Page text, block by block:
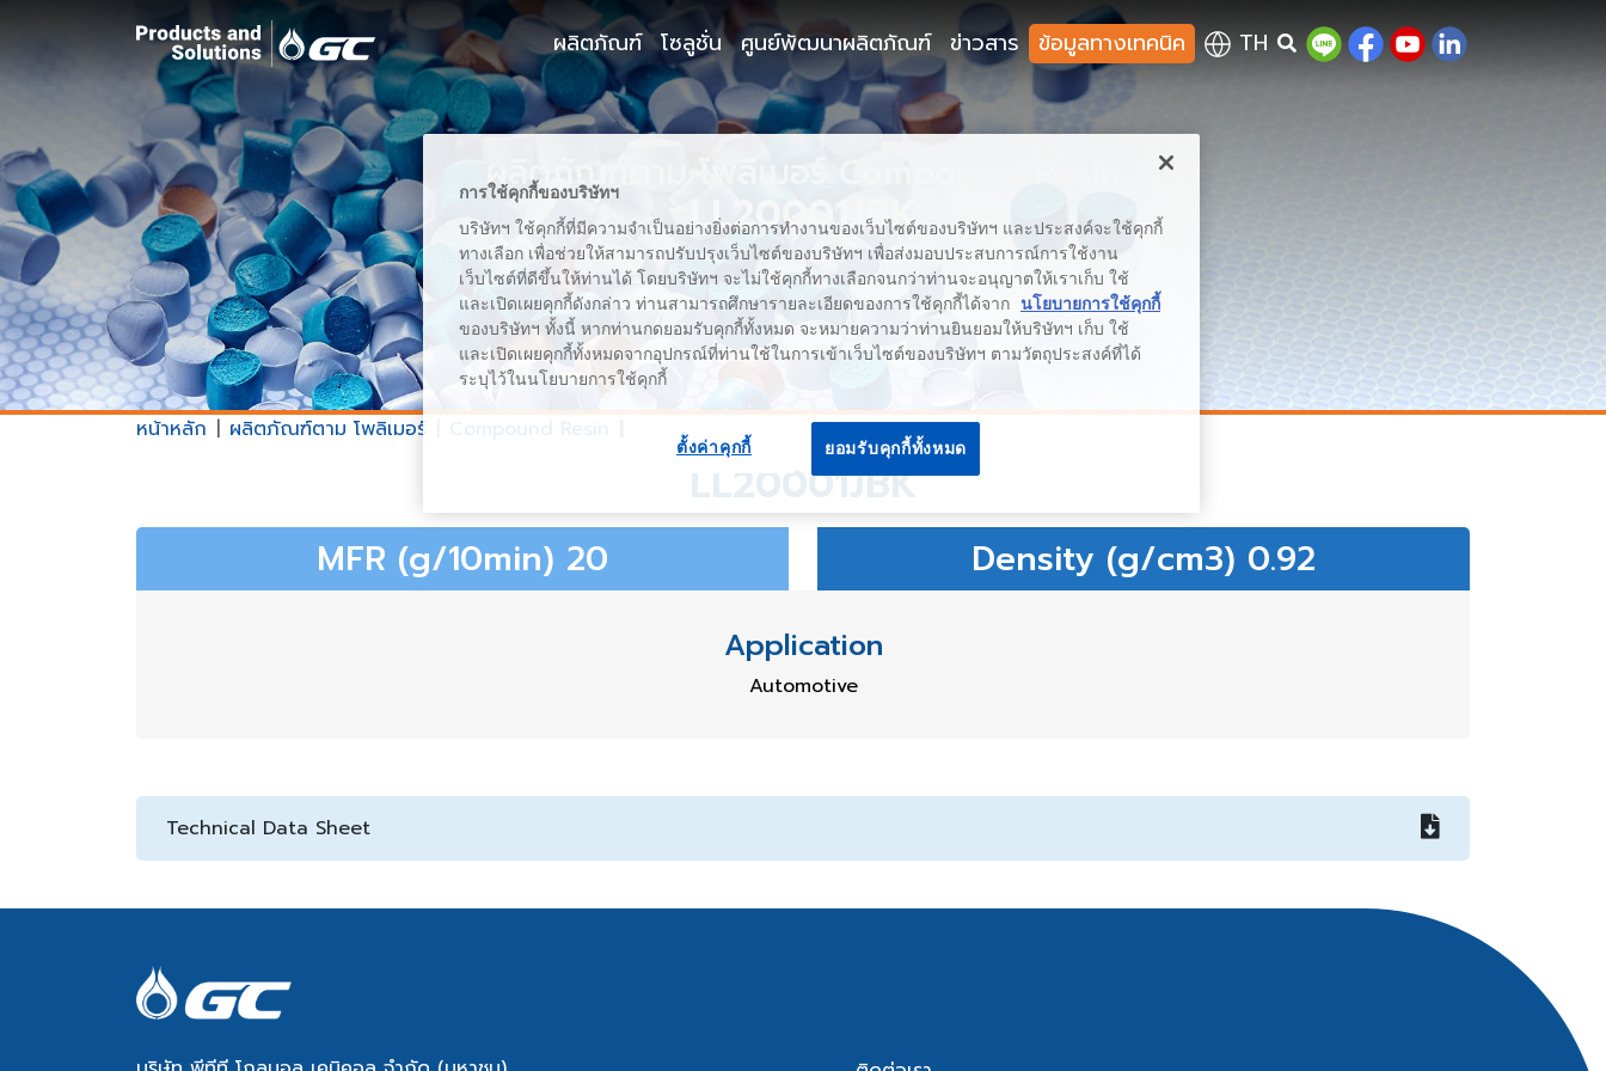
ผลิตภัณฑ์ โซลูชั่น ศูนย์พัฒนาผลิตภัณฑ์ ข่าวสาร ข้อมูลทางเทคนิค TH
ผลิตภัณฑ์ตาม โพลิเมอร์ Compound Resin
LL20001JBK
หน้าหลัก ผลิตภัณฑ์ตาม โพลิเมอร์ Compound Resin LL20001JBK
LL20001JBK
MFR (g/10min) 20 Density (g/cm3) 0.92
Application
Automotive
Technical Data Sheet
การใช้คุกกี้ของบริษัทฯ
บริษัทฯ ใช้คุกกี้ที่มีความจำเป็นอย่างยิ่งต่อการทำงานของเว็บไซต์ของบริษัทฯ และประสงค์จะใช้คุกกี้
ทางเลือก เพื่อช่วยให้สามารถปรับปรุงเว็บไซต์ของบริษัทฯ เพื่อส่งมอบประสบการณ์การใช้งาน
เว็บไซต์ที่ดีขึ้นให้ท่านได้ โดยบริษัทฯ จะไม่ใช้คุกกี้ทางเลือกจนกว่าท่านจะอนุญาตให้เราเก็บ ใช้
และเปิดเผยคุกกี้ดังกล่าว ท่านสามารถศึกษารายละเอียดของการใช้คุกกี้ได้จาก นโยบายการใช้คุกกี้
ของบริษัทฯ ทั้งนี้ หากท่านกดยอมรับคุกกี้ทั้งหมด จะหมายความว่าท่านยินยอมให้บริษัทฯ เก็บ ใช้
และเปิดเผยคุกกี้ทั้งหมดจากอุปกรณ์ที่ท่านใช้ในการเข้าเว็บไซต์ของบริษัทฯ ตามวัตถุประสงค์ที่ได้
ระบุไว้ในนโยบายการใช้คุกกี้
ยอมรับคุกกี้ทั้งหมด
ตั้งค่าคุกกี้